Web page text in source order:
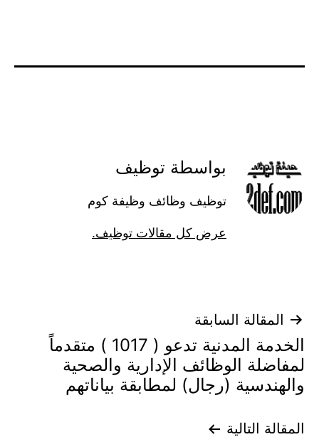
بواسطة توظيف
توظيف وظائف وظيفة كوم
عرض كل مقالات توظيف.
تصفّح
المقالات
المقالة السابقة
الخدمة المدنية تدعو ( 1017 ) متقدماً
لمفاضلة الوظائف الإدارية والصحية
والهندسية (رجال) لمطابقة بياناتهم
المقالة التالية